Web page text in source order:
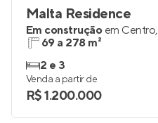
Malta Residence
Em construção em Centro,
69 a 278 m²
2 e 3
Venda a partir de
R$ 1.200.000